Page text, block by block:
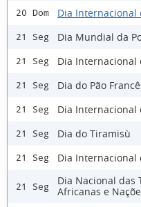
20 Dom Dia Internacional
21 Seg Dia Mundial da
21 Seg Dia Internacional
21 Seg Dia do Pão
21 Seg Dia Internacional
21 Seg Dia do Tiramisù
21 Seg Dia Internacional
21 Seg
Dia Nacional das
Africanas e